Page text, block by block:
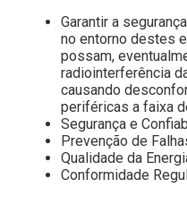
Garantir a
no entorno destes
possam,
radiointerferência
causando
periféricas a faixa
Segurança e
Prevenção de
Qualidade da
Conformidade